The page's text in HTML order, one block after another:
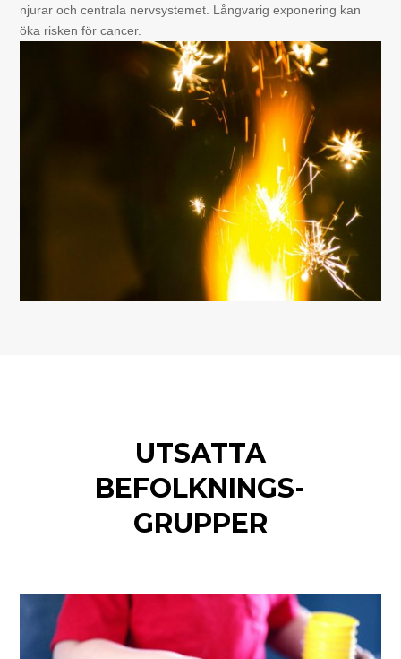
njurar och centrala nervsystemet. Långvarig exponering kan
öka risken för cancer.
UTSATTA
BEFOLKNINGS-
GRUPPER